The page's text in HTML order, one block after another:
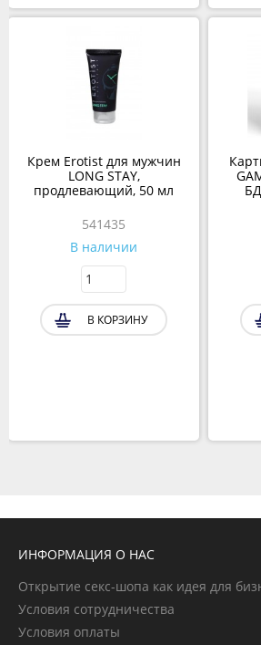
Крем Erotist для мужчин
LONG STAY,
продлевающий, 50 мл
541435
В наличии
В КОРЗИНУ
ИНФОРМАЦИЯ О НАС
Открытие секс-шопа как идея для
Условия сотрудничества
Условия оплаты